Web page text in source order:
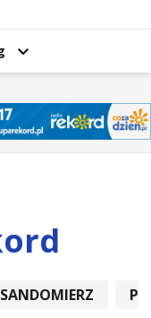
SANDOMIERZ